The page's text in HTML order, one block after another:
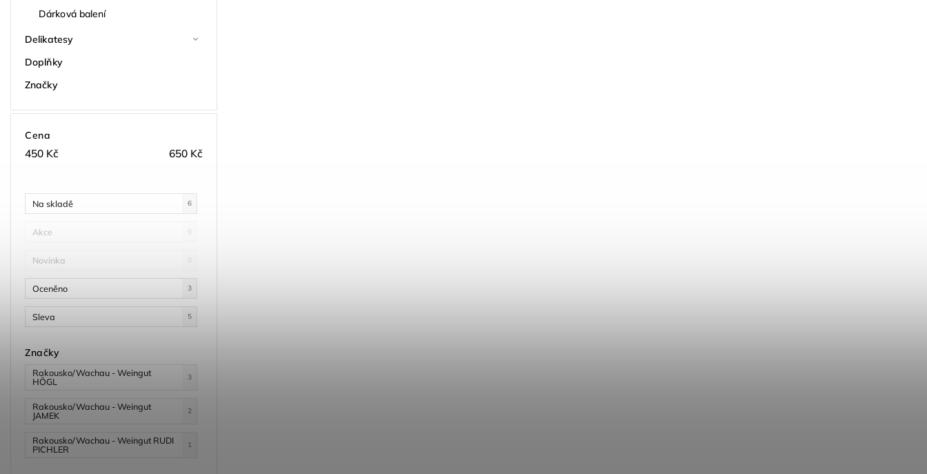
Dárková balení
Delikatesy
Doplňky
Značky
Cena
450 Kč 650 Kč
Na skladě 6
Akce 0
Novinka 0
Oceněno 3
Sleva 5
Značky
Rakousko/Wachau - Weingut
HÖGL
3
Rakousko/Wachau - Weingut
JAMEK
2
Rakousko/Wachau - Weingut RUDI
PICHLER
1